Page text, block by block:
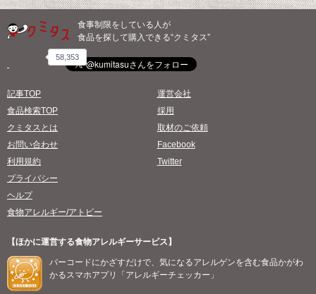
食事制限をしている人が
食品を探して購入できる“クミタス”
58,353
記事TOP
食品検索TOP
クミタスとは
お問い合わせ
利用規約
プライバシー
ヘルプ
食物アレルギー/アトピー
運営会社
採用
取材のご依頼
Facebook
Twitter
【ほかに運営する食物アレルギーサービス】
バーコードにかざすだけで、気になるアレルゲンを含む食品かがわ
かるスマホアプリ「アレルギーチェッカー」